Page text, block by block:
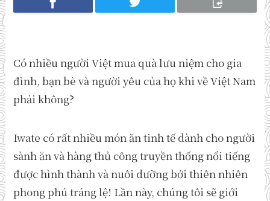
Có nhiều người Việt mua quà lưu niệm cho gia
đình, bạn bè và người yêu của họ khi về Việt Nam
phải không?
Iwate có rất nhiều món ăn tinh tế dành cho người
sành ăn và hàng thủ công truyền thống nổi tiếng
được hình thành và nuôi dưỡng bởi thiên nhiên
phong phú tráng lệ! Lần này, chúng tôi sẽ giới